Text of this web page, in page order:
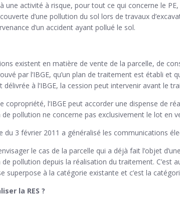
une activité à risque, pour tout ce qui concerne le PE,
d’une pollution du sol lors de travaux
d’un accident ayant pollué le sol.
existent en matière de vente de la parcelle, de
par l’IBGE, qu’un plan de traitement est établi
délivrée à l’IBGE, la cession peut intervenir avant le
copropriété, l’IBGE peut accorder une dispense de
pollution ne concerne pas exclusivement le lot en
du 3 février 2011 a généralisé les communications
le cas de la parcelle qui a déjà fait l’objet
pollution depuis la réalisation du traitement. C’est
superpose à la catégorie existante et c’est la
la RES ?